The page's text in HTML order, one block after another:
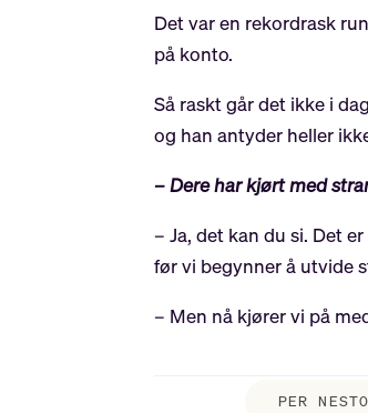
Det var en rekordrask
på konto.
Så raskt går det ikke i
og han antyder heller
– Dere har kjørt med
– Ja, det kan du si. Det
før vi begynner å utvide
– Men nå kjører vi på
PER